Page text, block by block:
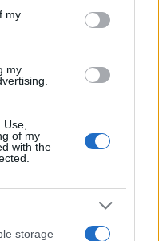
including but
You may click to
its third-party tags to
my
my
of my
with the
storage